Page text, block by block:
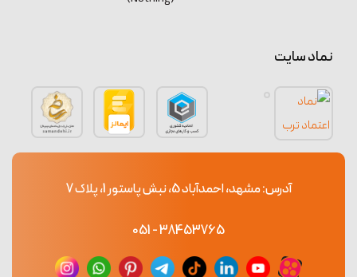
نماد سایت
آدرس: مشهد، احمدآباد 5، نبش پاستور 1، پلاک 7
38453765 - 051